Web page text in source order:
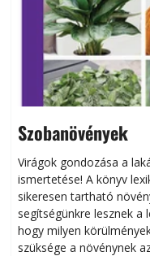
Szobanövények
Virágok gondozása a
ismertetése! A könyv
sikeresen tart­ha­tó
segítségünkre lesznek
hogy milyen
szüksége a növénynek